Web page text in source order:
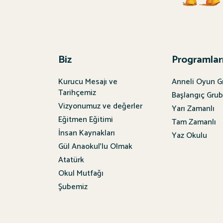
Biz
Kurucu Mesajı ve
Tarihçemiz
Vizyonumuz ve değerler
Eğitmen Eğitimi
İnsan Kaynakları
Gül Anaokul'lu Olmak
Atatürk
Okul Mutfağı
Şubemiz
Anneli Oyun
Başlangıç
Yarı Zamanlı
Tam Zamanlı
Yaz Okulu